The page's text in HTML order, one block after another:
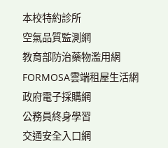
本校特約診所
空氣品質監測網
教育部防治藥物濫用網
FORMOSA雲端租屋生活網
政府電子採購網
公務員終身學習
交通安全入口網